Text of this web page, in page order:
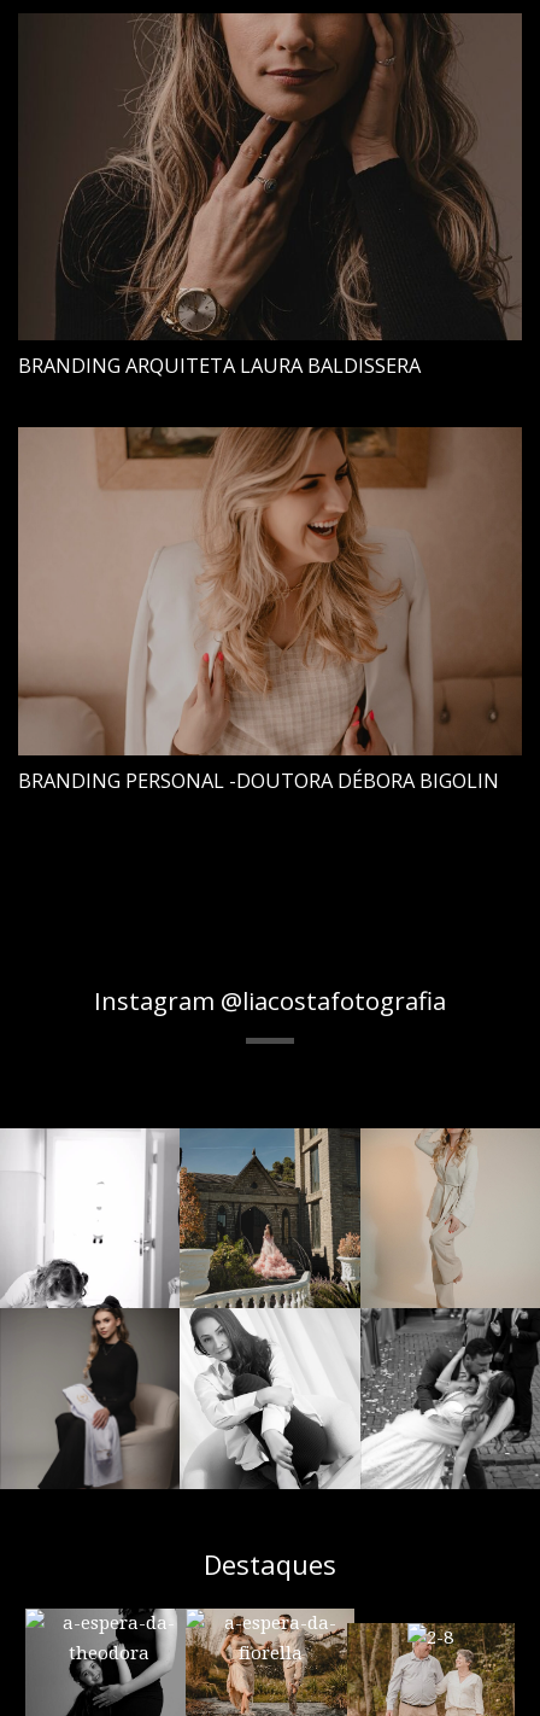
BRANDING ARQUITETA LAURA BALDISSERA
BRANDING PERSONAL -DOUTORA DÉBORA BIGOLIN
Instagram @liacostafotografia
Destaques